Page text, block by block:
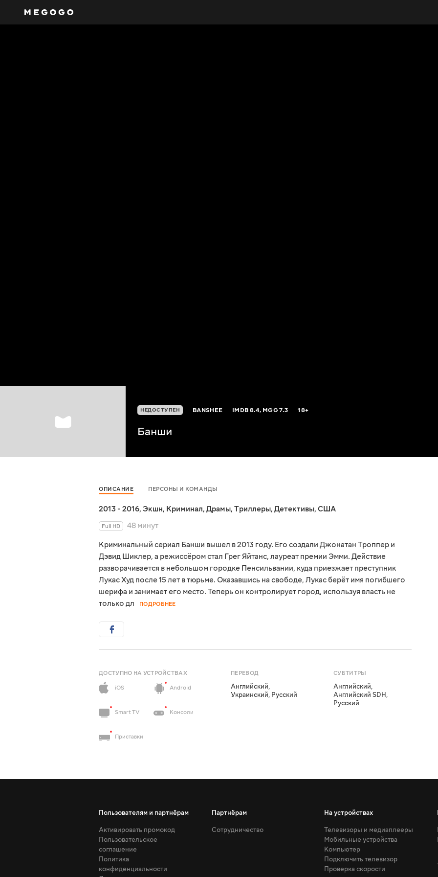
НЕДОСТУПЕН BANSHEE IMDB8.4, MGG7.3 18+
Банши
ОПИСАНИЕ ПЕРСОНЫ И КОМАНДЫ
2013 - 2016, Экшн, Криминал, Драмы, Триллеры, Детективы, США
Full HD
48 минут
Криминальный сериал Банши вышел в 2013 году. Его создали Джонатан Троппер и
Дэвид Шиклер, а режиссёром стал Грег Яйтанс, лауреат премии Эмми. Действие
разворачивается в небольшом городке Пенсильвании, куда приезжает преступник
Лукас Худ после 15 лет в тюрьме. Оказавшись на свободе, Лукас берёт имя погибшего
шерифа и занимает его место. Теперь он контролирует город, используя власть не
только дл
ПОДРОБНЕЕ
ДОСТУПНО НА УСТРОЙСТВАХ
iOS
Android
Smart TV Консоли
Приставки
ПЕРЕВОД
Английский,
Украинский, Русский
СУБТИТРЫ
Английский,
Английский SDH,
Русский
Пользователям и партнёрам
Активировать промокод
Пользовательское
соглашение
Политика
конфиденциальности
Партнёрам
Сотрудничество
На устройствах
Телевизоры и медиаплееры
Мобильные устройства
Компьютер
Подключить телевизор
Проверка скорости